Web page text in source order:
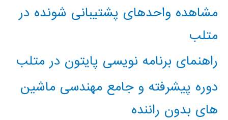
مشاهده واحدهای پشتیبانی شونده در
متلب
راهنمای برنامه نویسی پایتون در متلب
دوره پیشرفته و جامع مهندسی ماشین
های بدون راننده